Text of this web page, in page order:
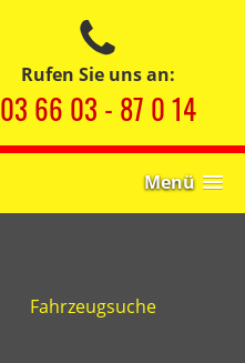
Rufen Sie uns an:
03 66 03 - 87 0 14
Menü
Fahrzeugsuche